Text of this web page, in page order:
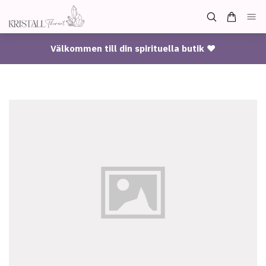
Välkommen till din spirituella butik ♥